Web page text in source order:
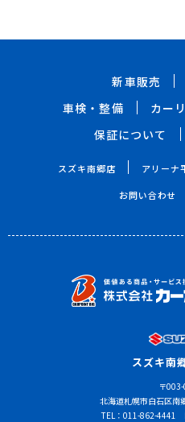
新車販売
車検・整備
カー
保証について
スズキ南郷店 アリーナ
お問い合わせ
スズキ南
〒
北海道札幌市白石区南
TEL：011-862-4441